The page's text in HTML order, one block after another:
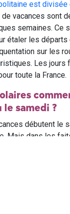
est
vacances sont
semaines. Ce
étaler les départs
sur les
Les jours
toute la France.
samedi ?
débutent le
Mais dans les